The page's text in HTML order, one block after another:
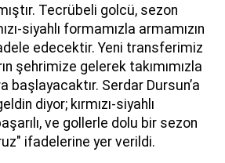
Tecrübeli golcü, sezon
siyahlı formamızla armamızın
edecektir. Yeni transferimiz
şehrimize gelerek takımımızla
başlayacaktır. Serdar Dursun’a
diyor; kırmızı-siyahlı
ve gollerle dolu bir sezon
ifadelerine yer verildi.